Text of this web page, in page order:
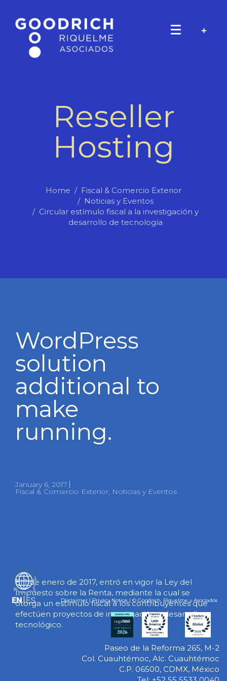
Reseller
Hosting
Home
Fiscal & Comercio Exterior
Noticias y Eventos
Circular estímulo fiscal a la investigación y
desarrollo de tecnología
WordPress
solution
additional to
make
running.
January 6, 2017
Fiscal & Comercio Exterior, Noticias y Eventos
El 1 de enero de 2017, entró en vigor la Ley del
Impuesto sobre la Renta, mediante la cual se
otorga un estímulo fiscal a los contribuyentes que
efectúen proyectos de investigación y desarrollo
tecnológico.
ES
Disclaimer|Privacy Notice | © Goodrich, Riquelme y Asociados
Paseo de la Reforma 265, M-2
Col. Cuauhtémoc, Alc. Cuauhtémoc
C.P. 06500, CDMX, México